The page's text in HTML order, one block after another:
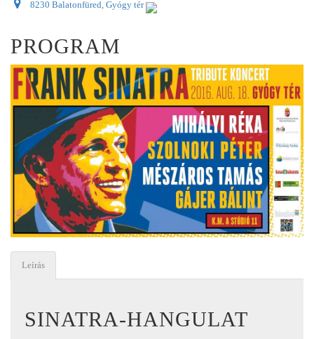
8230 Balatonfüred, Gyógy tér
PROGRAM
Leírás
SINATRA-HANGULAT